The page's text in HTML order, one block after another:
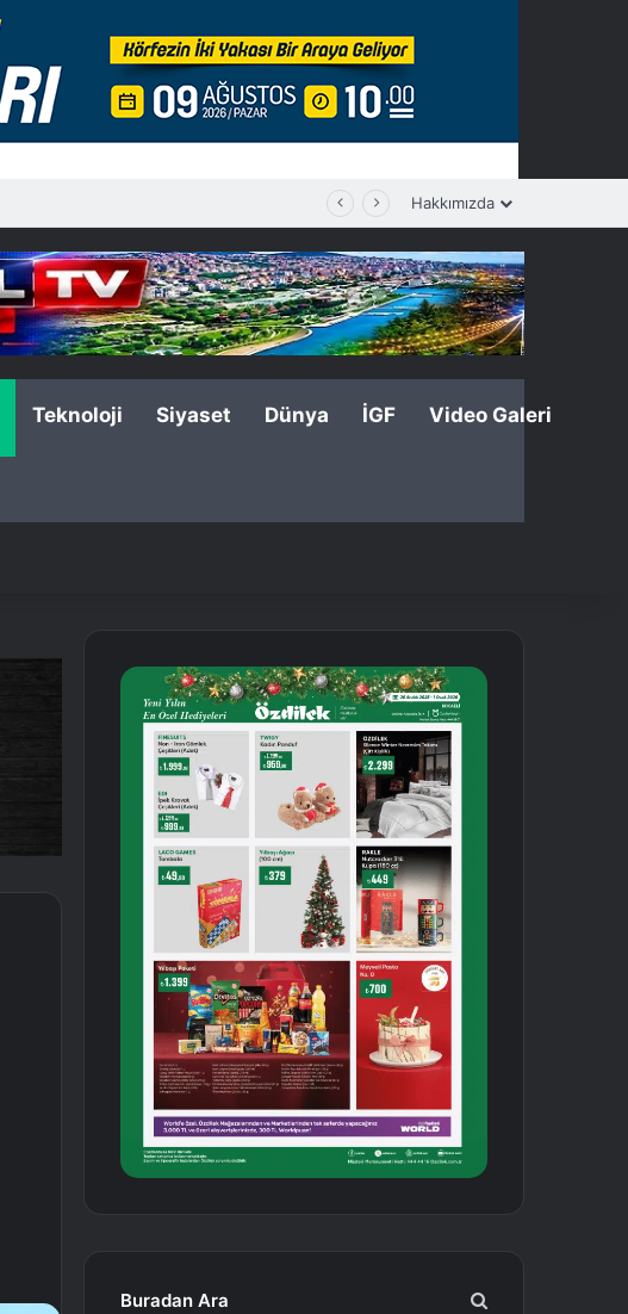
Hakkımızda
Teknoloji Siyaset Dünya İGF Video Galeri
Buradan Ara